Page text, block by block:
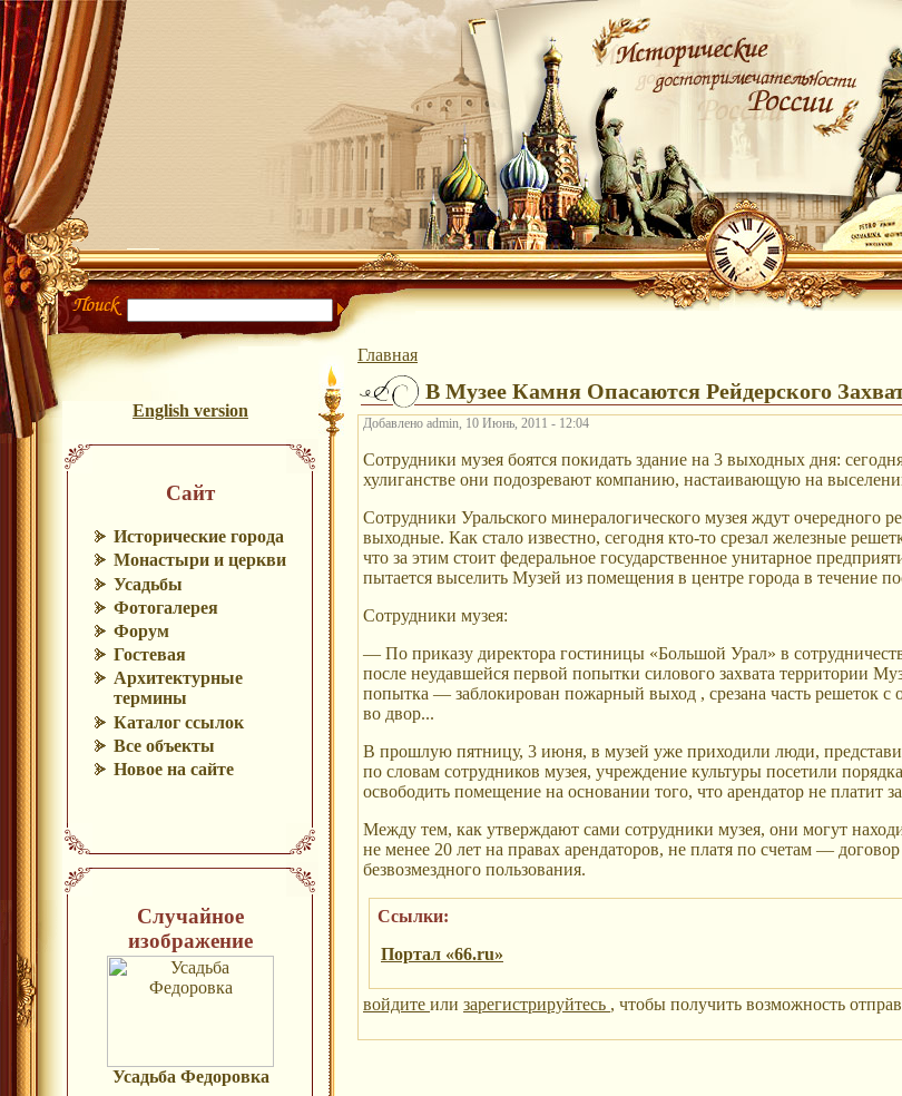
English version
Сайт
Исторические города
Монастыри и церкви
Усадьбы
Фотогалерея
Форум
Гостевая
Архитектурные
термины
Каталог ссылок
Все объекты
Новое на сайте
Случайное
изображение
Усадьба Федоровка
Главная
В Музее Камня Опасаются Рейдерского
Добавлено admin, 10 Июнь, 2011 - 12:04
Сотрудники музея боятся покидать здание на 3 выходных дня:
хулиганстве они подозревают компанию, настаивающую на
Сотрудники Уральского минералогического музея ждут очередного
выходные. Как стало известно, сегодня кто-то срезал железные
что за этим стоит федеральное государственное унитарное
пытается выселить Музей из помещения в центре города в течение
Сотрудники музея:
— По приказу директора гостиницы «Большой Урал» в
после неудавшейся первой попытки силового захвата территории
попытка — заблокирован пожарный выход , срезана часть решеток
во двор...
В прошлую пятницу, 3 июня, в музей уже приходили люди,
по словам сотрудников музея, учреждение культуры посетили
освободить помещение на основании того, что арендатор не платит
Между тем, как утверждают сами сотрудники музея, они могут
не менее 20 лет на правах арендаторов, не платя по счетам —
безвозмездного пользования.
Ссылки:
Портал «66.ru»
войдите или зарегистрируйтесь , чтобы получить возможность